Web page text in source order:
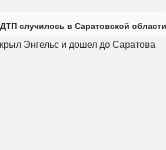
случилось в Саратовской области